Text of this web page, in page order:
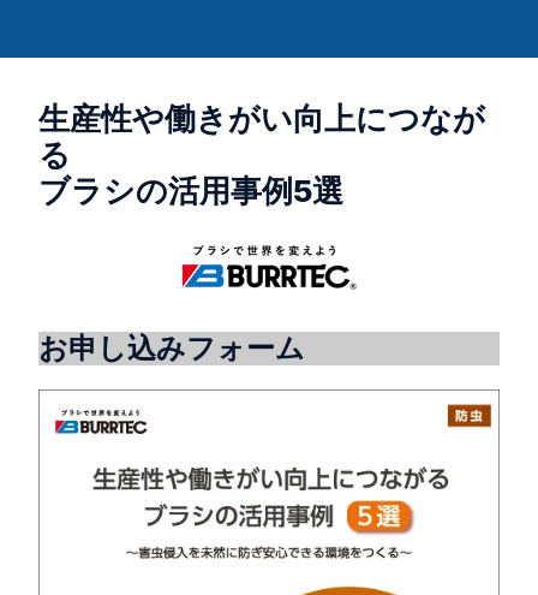
生産性や働きがい向上につなが
る
ブラシの活用事例5選
お申し込みフォーム